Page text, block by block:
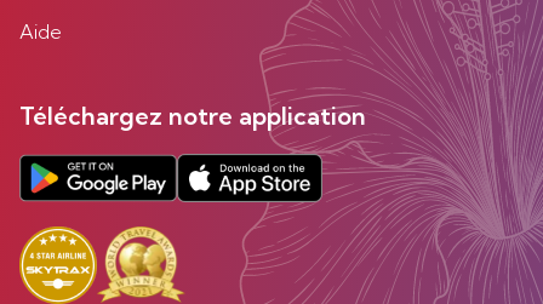
Aide
Téléchargez notre application